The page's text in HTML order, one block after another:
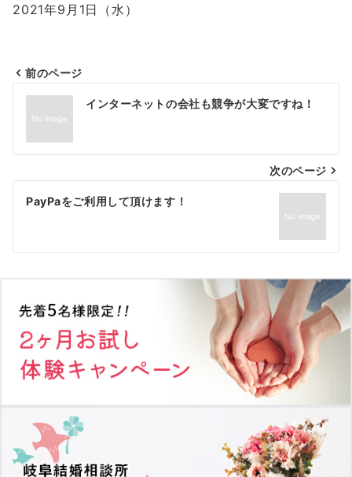
2021年9月1日（水）
投
ナ
ビ
ゲ
シ
ョ
ン
前のページ
インターネットの会社も競争が大変ですね！
次のページ
PayPaをご利用して頂けます！